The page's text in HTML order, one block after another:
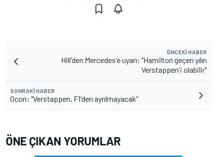
ÖNCEKI HABER
Hill'den Mercedes'e uyarı: "Hamilton geçen yılın
Verstappen'i olabilir"
SONRAKI HABER
Ocon: "Verstappen, F1'den ayrılmayacak"
ÖNE ÇIKAN YORUMLAR